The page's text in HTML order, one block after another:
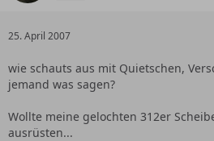
25. April 2007
wie schauts aus mit Quietschen,
jemand was sagen?
Wollte meine gelochten 312er
ausrüsten...